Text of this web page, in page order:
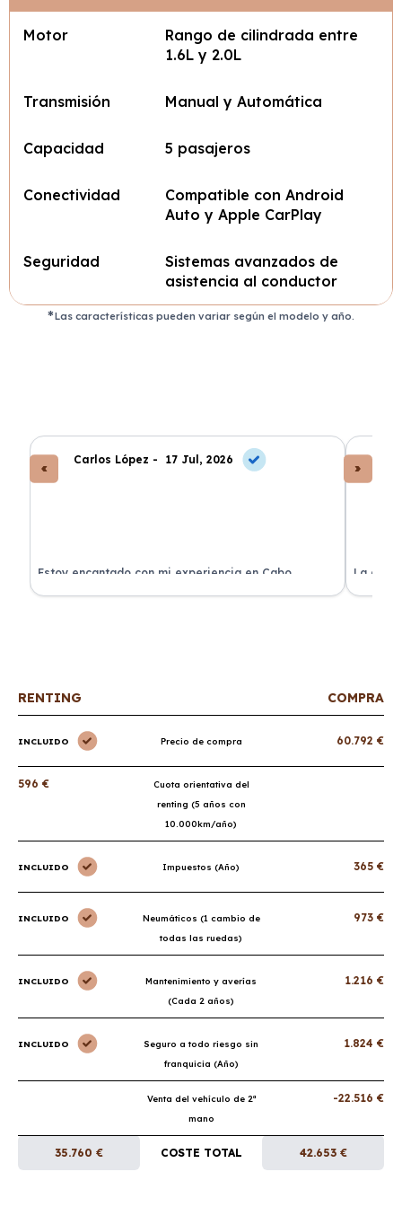
Motor
Rango de cilindrada entre
1.6L y 2.0L
Transmisión Manual y Automática
Capacidad 5 pasajeros
Conectividad
Compatible con Android
Auto y Apple CarPlay
Seguridad
Sistemas avanzados de
asistencia al conductor
Las características pueden variar según el modelo y año.
Carlos López - 17 Jul, 2026
Estoy encantado con mi experiencia en Cabo
Renting. El coche llegó en perfectas condiciones y sin
La
de
RENTING COMPRA
INCLUIDO Precio de compra 60.792 €
596 €
Cuota orientativa del
renting (5 años con
10.000km/año)
INCLUIDO Impuestos (Año) 365 €
INCLUIDO
Neumáticos (1 cambio de
todas las ruedas)
973 €
INCLUIDO
Mantenimiento y averías
(Cada 2 años)
1.216 €
INCLUIDO
Seguro a todo riesgo sin
franquicia (Año)
1.824 €
Venta del vehículo de 2ª
mano
-22.516 €
35.760 € COSTE TOTAL 42.653 €